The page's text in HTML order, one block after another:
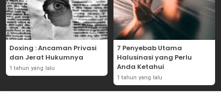
Doxing : Ancaman Privasi
dan Jerat Hukumnya
1 tahun yang lalu
7 Penyebab Utama
Halusinasi yang Perlu
Anda Ketahui
1 tahun yang lalu